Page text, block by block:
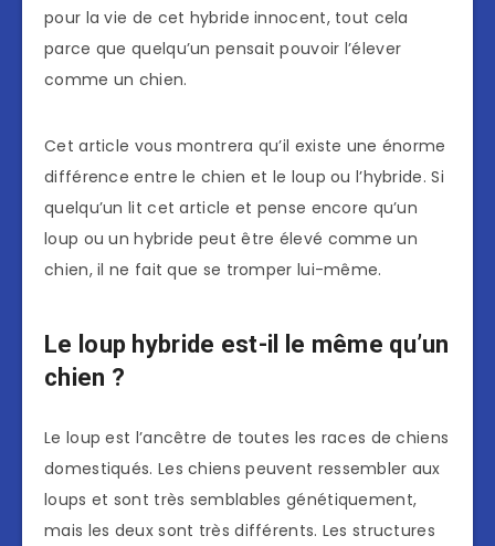
pour la vie de cet hybride innocent, tout cela
parce que quelqu’un pensait pouvoir l’élever
comme un chien.
Cet article vous montrera qu’il existe une énorme
différence entre le chien et le loup ou l’hybride. Si
quelqu’un lit cet article et pense encore qu’un
loup ou un hybride peut être élevé comme un
chien, il ne fait que se tromper lui-même.
Le loup hybride est-il le même qu’un
chien ?
Le loup est l’ancêtre de toutes les races de chiens
domestiqués. Les chiens peuvent ressembler aux
loups et sont très semblables génétiquement,
mais les deux sont très différents. Les structures